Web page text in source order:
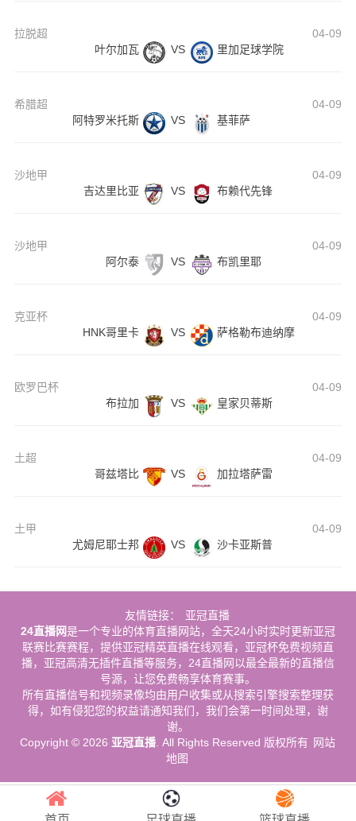
拉脱超
04-09
叶尔加瓦
VS 里加足球学院
希腊超
04-09
阿特罗米托斯
VS 基菲萨
沙地甲
04-09
吉达里比亚
VS 布赖代先锋
沙地甲
04-09
阿尔泰
VS 布凯里耶
克亚杯
04-09
HNK哥里卡
VS 萨格勒布迪纳摩
欧罗巴杯
04-09
布拉加
VS 皇家贝蒂斯
土超
04-09
哥兹塔比
VS 加拉塔萨雷
土甲
04-09
尤姆尼耶士邦
VS 沙卡亚斯普
友情链接：
亚冠直播
24直播网是一个专业的体育直播网站，全天24小时实时更新亚冠
联赛比赛赛程，提供亚冠精英直播在线观看，亚冠杯免费视频直
播，亚冠高清无插件直播等服务，24直播网以最全最新的直播信
号源，让您免费畅享体育赛事。
所有直播信号和视频录像均由用户收集或从搜索引擎搜索整理获
得，如有侵犯您的权益请通知我们，我们会第一时间处理，谢
谢。
Copyright © 2026 亚冠直播 . All Rights Reserved 版权所有 网站
地图